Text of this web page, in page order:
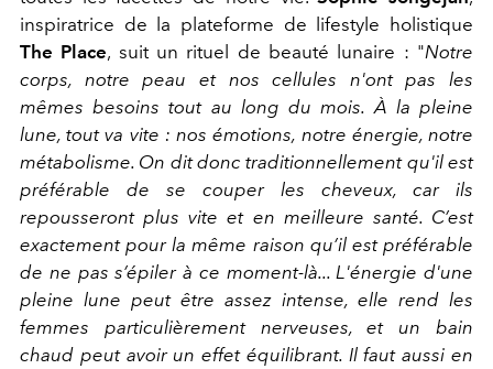
inspiratrice de la plateforme de lifestyle holistique
The Place, suit un rituel de beauté lunaire : "Notre
corps, notre peau et nos cellules n'ont pas les
mêmes besoins tout au long du mois. À la pleine
lune, tout va vite : nos émotions, notre énergie, notre
métabolisme. On dit donc traditionnellement qu'il est
préférable de se couper les cheveux, car ils
repousseront plus vite et en meilleure santé. C’est
exactement pour la même raison qu’il est préférable
de ne pas s’épiler à ce moment-là... L'énergie d'une
pleine lune peut être assez intense, elle rend les
femmes particulièrement nerveuses, et un bain
chaud peut avoir un effet équilibrant. Il faut aussi en